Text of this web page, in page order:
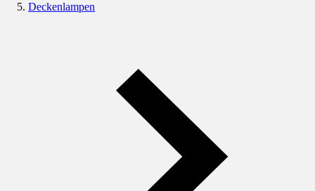
Deckenlampen